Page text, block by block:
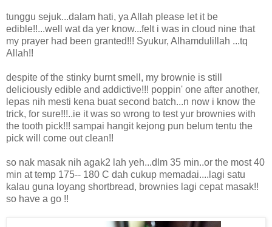
tunggu sejuk...dalam hati, ya Allah please let it be
edible!!...well wat da yer know...felt i was in cloud nine that
my prayer had been granted!!! Syukur, Alhamdulillah ...tq
Allah!!
despite of the stinky burnt smell, my brownie is still
deliciously edible and addictive!!! poppin' one after another,
lepas nih mesti kena buat second batch...n now i know the
trick, for sure!!!..ie it was so wrong to test yur brownies with
the tooth pick!!! sampai hangit kejong pun belum tentu the
pick will come out clean!!
so nak masak nih agak2 lah yeh...dlm 35 min..or the most 40
min at temp 175-- 180 C dah cukup memadai....lagi satu
kalau guna loyang shortbread, brownies lagi cepat masak!!
so have a go !!